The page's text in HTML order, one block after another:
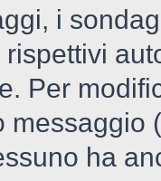
i
Per
messaggio
ha